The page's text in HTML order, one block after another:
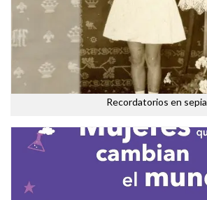
Recordatorios en sepia